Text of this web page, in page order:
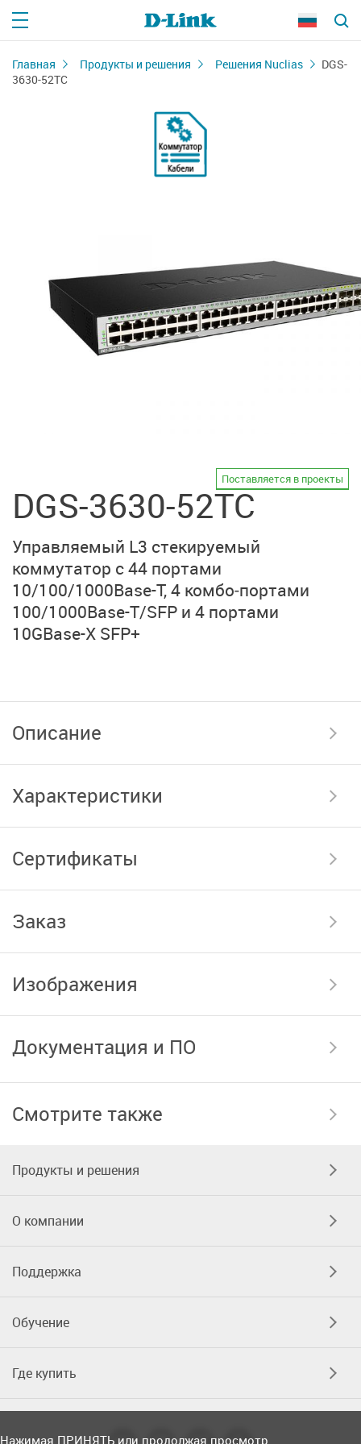
Главная Продукты и решения Решения Nuclias
DGS-
3630-52TC
DGS-3630-52TC
Поставляется в проекты
Управляемый L3 стекируемый
коммутатор с 44 портами
10/100/1000Base-T, 4 комбо‑портами
100/1000Base-T/SFP и 4 портами
10GBase-X SFP+
Описание
Характеристики
Сертификаты
Заказ
Изображения
Документация и ПО
Смотрите также
Продукты и решения
О компании
Поддержка
Обучение
Где купить
Нажимая ПРИНЯТЬ или продолжая просмотр